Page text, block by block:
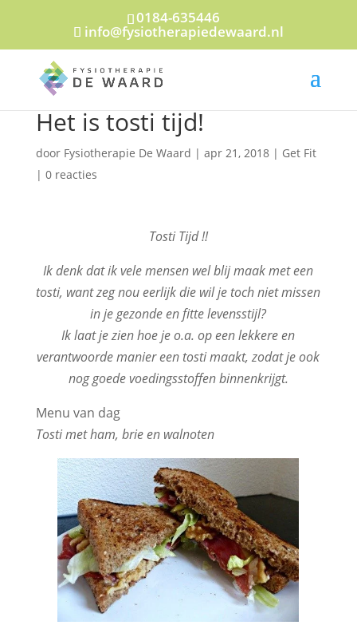
0184-635446
info@fysiotherapiedewaard.nl
Het is tosti tijd!
door Fysiotherapie De Waard | apr 21, 2018| Get Fit
| 0 reacties
Tosti Tijd !!
Ik denk dat ik vele mensen wel blij maak met een
tosti, want zeg nou eerlijk die wil je toch niet missen
in je gezonde en fitte levensstijl?
Ik laat je zien hoe je o.a. op een lekkere en
verantwoorde manier een tosti maakt, zodat je ook
nog goede voedingsstoffen binnenkrijgt.
Menu van dag
Tosti met ham, brie en walnoten